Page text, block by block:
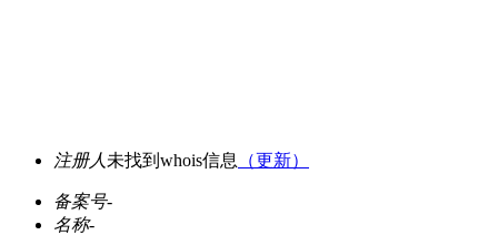
注册人 未找到whois信息 （更新）
备案号-
名称-